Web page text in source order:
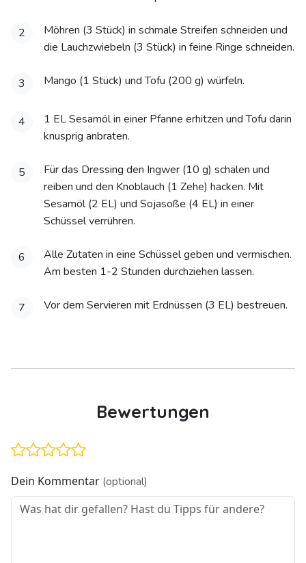
2
Möhren (3 Stück) in schmale Streifen schneiden und
die Lauchzwiebeln (3 Stück) in feine Ringe schneiden.
3 Mango (1 Stück) und Tofu (200 g) würfeln.
4
1 EL Sesamöl in einer Pfanne erhitzen und Tofu darin
knusprig anbraten.
5
Für das Dressing den Ingwer (10 g) schälen und
reiben und den Knoblauch (1 Zehe) hacken. Mit
Sesamöl (2 EL) und Sojasoße (4 EL) in einer
Schüssel verrühren.
6
Alle Zutaten in eine Schüssel geben und vermischen.
Am besten 1-2 Stunden durchziehen lassen.
7 Vor dem Servieren mit Erdnüssen (3 EL) bestreuen.
Bewertungen
Dein Kommentar (optional)